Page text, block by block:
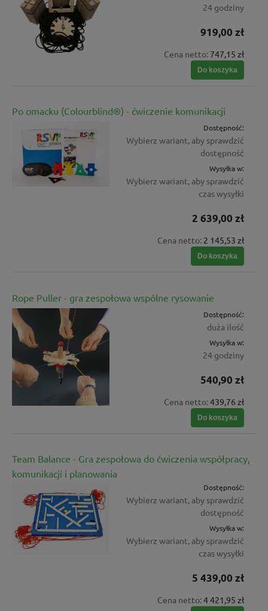
24 godziny
919,00 zł
Cena netto: 747,15 zł
Do koszyka
Po omacku (Colourblind®) - ćwiczenie komunikacji
Dostępność:
Wybierz wariant, aby sprawdzić
dostępność
Wysyłka w:
Wybierz wariant, aby sprawdzić
czas wysyłki
2 639,00 zł
Cena netto: 2 145,53 zł
Do koszyka
Rope Puller - gra zespołowa wspólne rysowanie
Dostępność:
duża ilość
Wysyłka w:
24 godziny
540,90 zł
Cena netto:439,76 zł
Do koszyka
Team Balance - Gra zespołowa do ćwiczenia współpracy,
komunikacji i planowania
Dostępność:
Wybierz wariant, aby sprawdzić
dostępność
Wysyłka w:
Wybierz wariant, aby sprawdzić
czas wysyłki
5 439,00 zł
Cena netto:4 421,95 zł